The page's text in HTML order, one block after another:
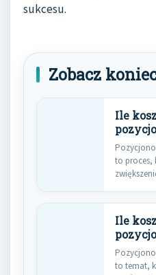
sukcesu.
Zobacz
Ile
to proces,
Ile
to temat,